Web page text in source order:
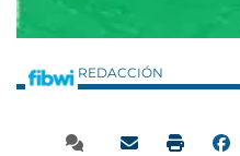
REDACCIÓN